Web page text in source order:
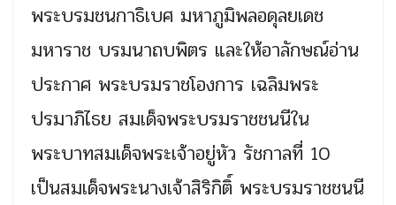
พระบรมชนกาธิเบศ มหาภูมิพลอดุลยเดช
มหาราช บรมนาถบพิตร และให้อาลักษณ์อ่าน
ประกาศ พระบรมราชโองการ เฉลิมพระ
ปรมาภิไธย สมเด็จพระบรมราชชนนีใน
พระบาทสมเด็จพระเจ้าอยู่หัว รัชกาลที่ 10
เป็นสมเด็จพระนางเจ้าสิริกิติ์ พระบรมราชชนนี